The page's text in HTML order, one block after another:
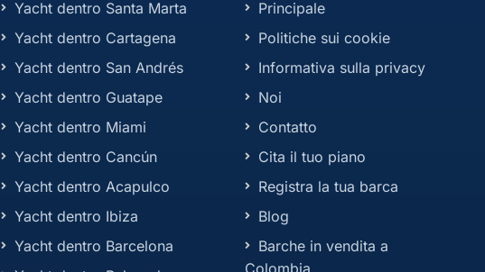
Yacht dentro Santa Marta
Yacht dentro Cartagena
Yacht dentro San Andrés
Yacht dentro Guatape
Yacht dentro Miami
Yacht dentro Cancún
Yacht dentro Acapulco
Yacht dentro Ibiza
Yacht dentro Barcelona
Principale
Politiche sui cookie
Informativa sulla privacy
Noi
Contatto
Cita il tuo piano
Registra la tua barca
Blog
Barche in vendita a
Colombia